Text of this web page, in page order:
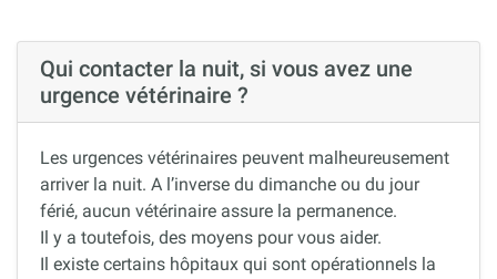
Qui contacter la nuit, si vous avez une
urgence vétérinaire ?
Les urgences vétérinaires peuvent malheureusement
arriver la nuit. A l’inverse du dimanche ou du jour
férié, aucun vétérinaire assure la permanence.
Il y a toutefois, des moyens pour vous aider.
Il existe certains hôpitaux qui sont opérationnels la